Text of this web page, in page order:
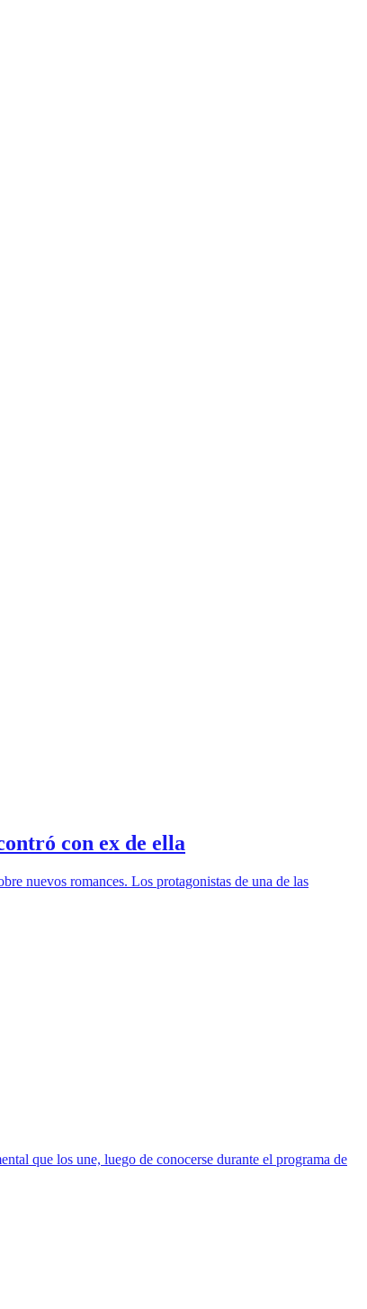
con ex de ella
nuevos romances. Los protagonistas de una de las
que los une, luego de conocerse durante el programa de